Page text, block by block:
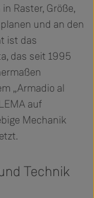
Raster, Größe,
und an den
ist das
das seit 1995
„Armadio al
auf
Mechanik
Technik